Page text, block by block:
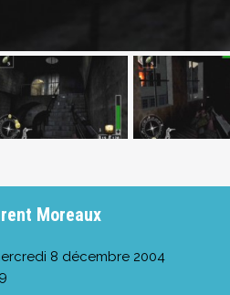
Moreaux
8 décembre 2004